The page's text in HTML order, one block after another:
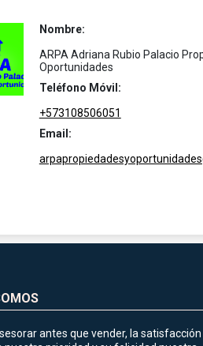
Nombre:
ARPA Adriana Rubio Palacio
Oportunidades
Teléfono Móvil:
+573108506051
Email:
antes que vender, la satisfacción